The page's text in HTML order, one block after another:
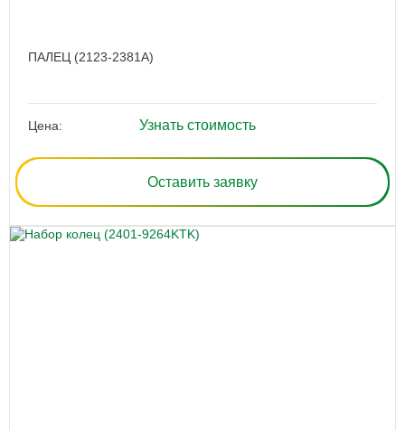
ПАЛЕЦ (2123-2381A)
Цена: Узнать стоимость
Оставить заявку